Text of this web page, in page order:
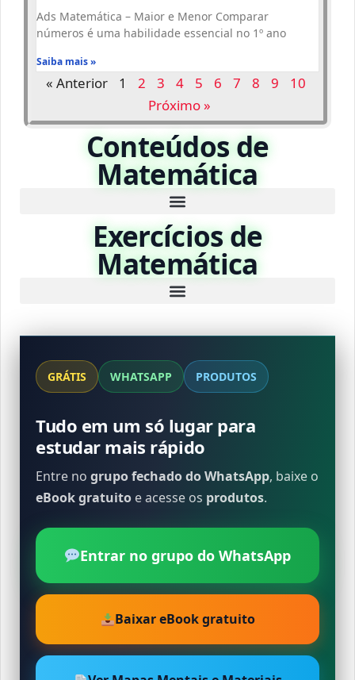
Ads Matemática – Maior e Menor Comparar
números é uma habilidade essencial no 1º ano
Saiba mais »
« Anterior 1 2 3 4 5 6 7 8 9
10
Próximo »
Conteúdos de
Matemática
Exercícios de
Matemática
GRÁTIS WHATSAPP PRODUTOS
Tudo em um só lugar para
estudar mais rápido
Entre no grupo fechado do WhatsApp, baixe o
eBook gratuito e acesse os produtos.
Entrar no grupo do WhatsApp
Baixar eBook gratuito